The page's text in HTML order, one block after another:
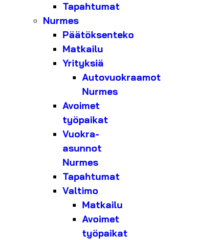
Tapahtumat
Nurmes
Päätöksenteko
Matkailu
Yrityksiä
Autovuokraamot
Nurmes
Avoimet
työpaikat
Vuokra-
asunnot
Nurmes
Tapahtumat
Valtimo
Matkailu
Avoimet
työpaikat